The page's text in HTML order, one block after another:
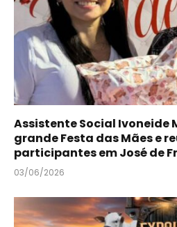
Assistente Social Ivoneide
grande Festa das Mães e
participantes em José de
03/06/2026